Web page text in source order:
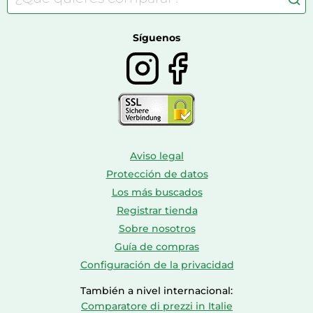
Farmacia veterinaria
Botas mujer
Síguenos
Aviso legal
Protección de datos
Los más buscados
Registrar tienda
Sobre nosotros
Guía de compras
Configuración de la privacidad
También a nivel internacional:
Comparatore di prezzi in Italie